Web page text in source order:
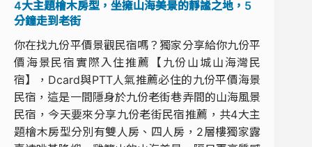
4大主題檜木房型，坐擁山海美景的靜謐之地，5
分鐘走到老街
你在找九份平價景觀民宿嗎？獨家分享給你九份平
價海景民宿實際入住推薦【九份山城山海灣民
宿】，Dcard與PTT人氣推薦必住的九份平價海景
民宿，這是一間隱身於九份老街巷弄間的山海風景
民宿，今天要來分享九份老街民宿推薦，共4大主
題檜木房型分別有雙人房、四人房，2層樓獨家露